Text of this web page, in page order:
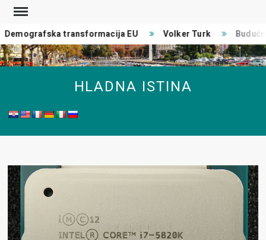
Skip
content
transformacija EU Volker Turk
HLADNA ISTINA